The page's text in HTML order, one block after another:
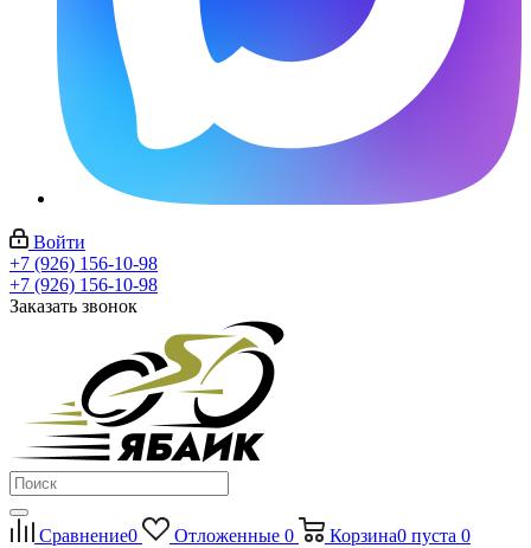
Войти
+7 (926) 156-10-98
+7 (926) 156-10-98
Заказать звонок
Сравнение0 Отложенные 0 Корзина0 пуста 0